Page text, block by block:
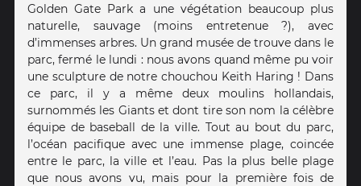
Golden Gate Park a une végétation beaucoup plus
naturelle, sauvage (moins entretenue ?), avec
d’immenses arbres. Un grand musée de trouve dans le
parc, fermé le lundi : nous avons quand même pu voir
une sculpture de notre chouchou Keith Haring ! Dans
ce parc, il y a même deux moulins hollandais,
surnommés les Giants et dont tire son nom la célèbre
équipe de baseball de la ville. Tout au bout du parc,
l’océan pacifique avec une immense plage, coincée
entre le parc, la ville et l’eau. Pas la plus belle plage
que nous avons vu, mais pour la première fois de